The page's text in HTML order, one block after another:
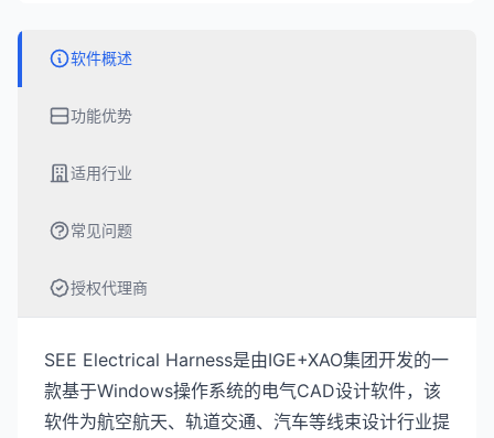
软件概述
功能优势
适用行业
常见问题
授权代理商
SEE Electrical Harness是由IGE+XAO集团开发的一
款基于Windows操作系统的电气CAD设计软件，该
软件为航空航天、轨道交通、汽车等线束设计行业提